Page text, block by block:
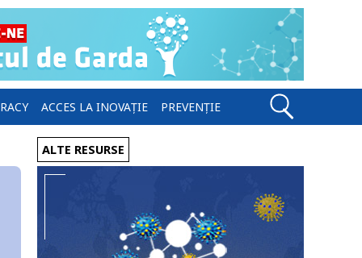
ACCES LA INOVAȚIE PREVENȚIE
ALTE RESURSE